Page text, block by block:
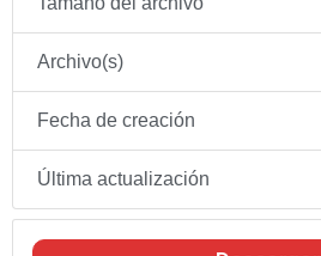
Archivo(s)
Fecha de creación
Última actualización